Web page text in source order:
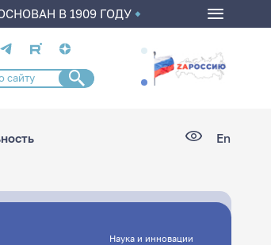
В 1909 ГОДУ
En
Наука и инновации